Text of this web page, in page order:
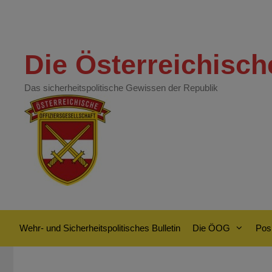
Die
Das sicherheitspolitische Gewissen der Republik
Wehr- und Sicherheitspolitisches Bulletin Die ÖOG